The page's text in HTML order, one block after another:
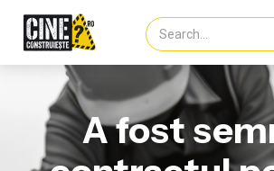
A fost